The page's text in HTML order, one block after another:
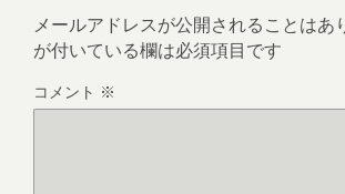
メールアドレスが公開されることはあ
が付いている欄は必須項目です
コメント ※